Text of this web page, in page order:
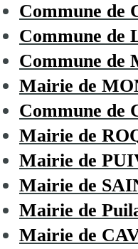
Commune de
Commune
Commune de
Mairie de
Commune de
Mairie de
Mairie de
Mairie de
Mairie de
Mairie de